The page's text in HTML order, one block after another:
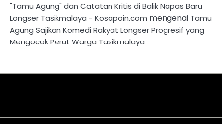
"Tamu Agung" dan Catatan Kritis di Balik Napas Baru
Longser Tasikmalaya - Kosapoin.com mengenai Tamu
Agung Sajikan Komedi Rakyat Longser Progresif yang
Mengocok Perut Warga Tasikmalaya